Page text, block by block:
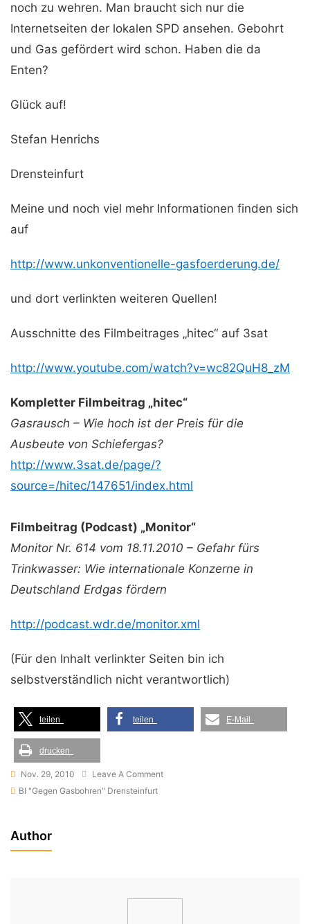
noch zu wehren. Man braucht sich nur die
Internetseiten der lokalen SPD ansehen. Gebohrt
und Gas gefördert wird schon. Haben die da
Enten?
Glück auf!
Stefan Henrichs
Drensteinfurt
Meine und noch viel mehr Informationen finden sich
auf
http://www.unkonventionelle-gasfoerderung.de/
und dort verlinkten weiteren Quellen!
Ausschnitte des Filmbeitrages „hitec“ auf 3sat
http://www.youtube.com/watch?v=wc82QuH8_zM
Kompletter Filmbeitrag „hitec“
Gasrausch – Wie hoch ist der Preis für die
Ausbeute von Schiefergas?
http://www.3sat.de/page/?
source=/hitec/147651/index.html
Filmbeitrag (Podcast) „Monitor“
Monitor Nr. 614 vom 18.11.2010 – Gefahr fürs
Trinkwasser: Wie internationale Konzerne in
Deutschland Erdgas fördern
http://podcast.wdr.de/monitor.xml
(Für den Inhalt verlinkter Seiten bin ich
selbstverständlich nicht verantwortlich)
teilen teilen E-Mail
drucken
Nov. 29, 2010 Leave A CommentOn
BI "Gegen Gasbohren" Drensteinfurt
Author